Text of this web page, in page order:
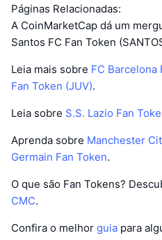
Páginas Relacionadas:
A CoinMarketCap dá um
Santos FC Fan Token
Leia mais sobre FC Barcelona
Fan Token (JUV).
Leia sobre S.S. Lazio Fan
Aprenda sobre Manchester
Germain Fan Token.
O que são Fan Tokens?
CMC.
Confira o melhor guia para